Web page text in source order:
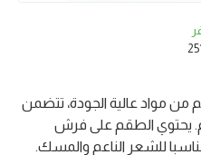
عالية الجودة، تتضمن
يحتوي الطقم على فرش
للشعر الناعم والمسك.